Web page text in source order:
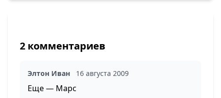
2 комментариев
Элтон Иван 16 августа 2009
Еще — Марс